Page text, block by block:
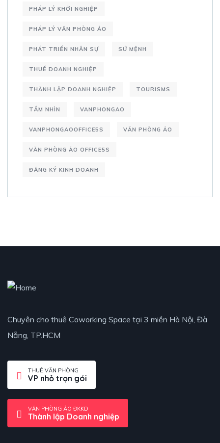
PHÁP LÝ KHỞI NGHIỆP
PHÁP LÝ VĂN PHÒNG ẢO
PHÁT TRIỂN NHÂN SỰ SỨ MỆNH
THUẾ DOANH NGHIỆP
THÀNH LẬP DOANH NGHIỆP TOURISMS
TẦM NHÌN VANPHONGAO
VANPHONGAOOFFICE5S VĂN PHÒNG ẢO
VĂN PHÒNG ẢO OFFICE5S
ĐĂNG KÝ KINH DOANH
Chuyên cho thuê Coworking Space tại 3 miền Hà Nội, Đà
Nẵng, TP.HCM
THUÊ VĂN PHÒNG
VP nhỏ trọn gói
VĂN PHÒNG ẢO ĐKKD
Thành lập Doanh nghiệp